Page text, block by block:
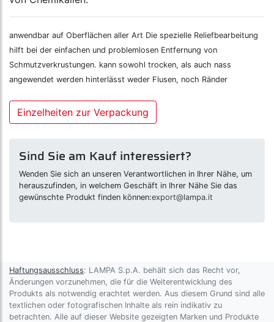
anwendbar auf Oberflächen aller Art Die spezielle Reliefbearbeitung
hilft bei der einfachen und problemlosen Entfernung von
Schmutzverkrustungen. kann sowohl trocken, als auch nass
angewendet werden hinterlässt weder Flusen, noch Ränder
Einzelheiten zur Verpackung
Sind Sie am Kauf interessiert?
Wenden Sie sich an unseren Verantwortlichen in Ihrer Nähe, um
herauszufinden, in welchem Geschäft in Ihrer Nähe Sie das
gewünschte Produkt finden können:export@lampa.it
Haftungsausschluss: LAMPA S.p.A. behält sich das Recht vor,
Änderungen vorzunehmen, die für die Weiterentwicklung des
Produkts als notwendig erachtet werden. Aus diesem Grund sind alle
textlichen oder fotografischen Inhalte als rein indikativ zu
betrachten. Alle auf dieser Website gezeigten Marken und Produkte